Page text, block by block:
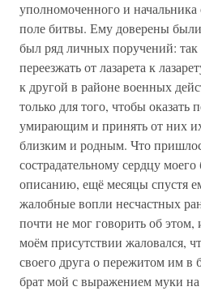
уполномоченного и начальника
поле битвы. Ему доверены
был ряд личных поручений:
переезжать от лазарета к
к другой в районе военных
только для того, чтобы
умирающим и принять от них
близким и родным. Что
сострадательному сердцу
описанию, ещё месяцы спустя
жалобные вопли несчастных
почти не мог говорить об
моём присутствии жаловался,
своего друга о пережитом им в
брат мой с выражением муки